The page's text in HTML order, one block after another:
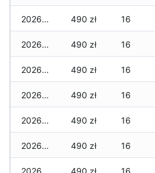
2026-03-12 490 zł 16
2026-03-11 490 zł 16
2026-03-10 490 zł 16
2026-03-09 490 zł 16
2026-03-08 490 zł 16
2026-03-07 490 zł 16